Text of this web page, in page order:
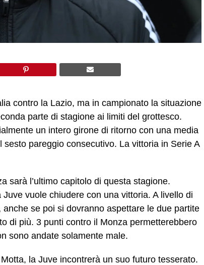
contro la Lazio, ma in campionato la situazione
parte di stagione ai limiti del grottesco.
un intero girone di ritorno con una media
pareggio consecutivo. La vittoria in Serie A
sarà l’ultimo capitolo di questa stagione.
vuole chiudere con una vittoria. A livello di
se poi si dovranno aspettare le due partite
di più. 3 punti contro il Monza permetterebbero
sono andate solamente male.
la Juve incontrerà un suo futuro tesserato.